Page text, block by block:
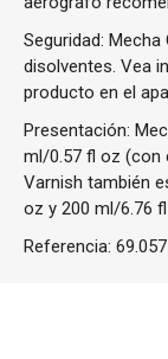
Seguridad:
disolventes. Vea
producto en el
Presentación:
ml/0.57 fl oz (con
Varnish también
oz y 200 ml/6.76
Referencia: 69.057